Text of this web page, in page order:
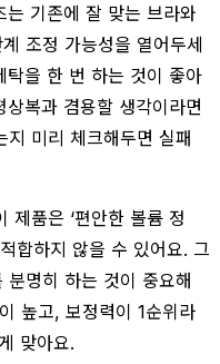
는 기존에 잘 맞는 브라와
조정 가능성을 열어두세
을 한 번 하는 것이 좋아
복과 겸용할 생각이라면
미리 체크해두면 실패
제품은 ‘편안한 볼륨 정
합하지 않을 수 있어요. 그
명히 하는 것이 중요해
높고, 보정력이 1순위라
맞아요.